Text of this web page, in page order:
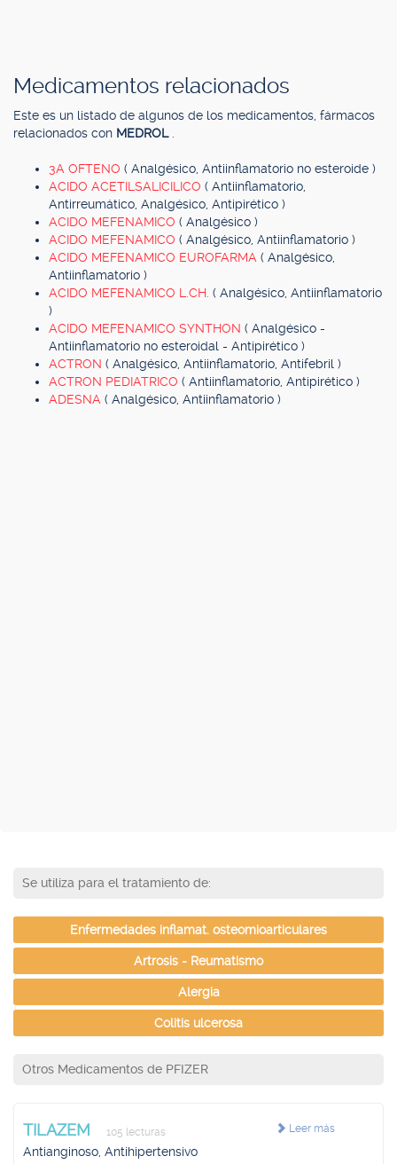
Medicamentos relacionados
Este es un listado de algunos de los medicamentos, fármacos
relacionados con MEDROL
3A OFTENO ( Analgésico, Antiinflamatorio no esteroide )
ACIDO ACETILSALICILICO ( Antiinflamatorio,
Antirreumático, Analgésico, Antipirético )
ACIDO MEFENAMICO ( Analgésico )
ACIDO MEFENAMICO ( Analgésico, Antiinflamatorio )
ACIDO MEFENAMICO EUROFARMA ( Analgésico,
Antiinflamatorio )
ACIDO MEFENAMICO L.CH. ( Analgésico, Antiinflamatorio
)
ACIDO MEFENAMICO SYNTHON ( Analgésico -
Antiinflamatorio no esteroidal - Antipirético )
ACTRON ( Analgésico, Antiinflamatorio, Antifebril )
ACTRON PEDIATRICO ( Antiinflamatorio, Antipirético )
ADESNA ( Analgésico, Antiinflamatorio )
Se utiliza para el tratamiento de:
Enfermedades inflamat. osteomioarticulares
Artrosis - Reumatismo
Alergia
Colitis ulcerosa
Otros Medicamentos de PFIZER
Leer más
TILAZEM 105 lecturas
Antianginoso, Antihipertensivo